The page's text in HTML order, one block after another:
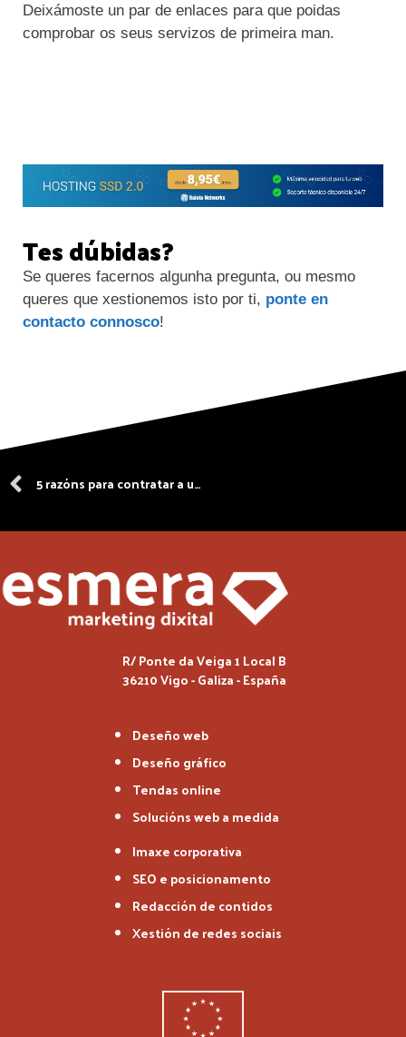
Deixámoste un par de enlaces para que poidas
comprobar os seus servizos de primeira man.
Tes dúbidas?
Se queres facernos algunha pregunta, ou mesmo
queres que xestionemos isto por ti, ponte en
contacto connosco!
5 razóns para contratar a un deseñador web profesional
R/ Ponte da Veiga 1 Local B
36210 Vigo - Galiza - España
Deseño web
Deseño gráfico
Tendas online
Solucións web a medida
Imaxe corporativa
SEO e posicionamento
Redacción de contidos
Xestión de redes sociais